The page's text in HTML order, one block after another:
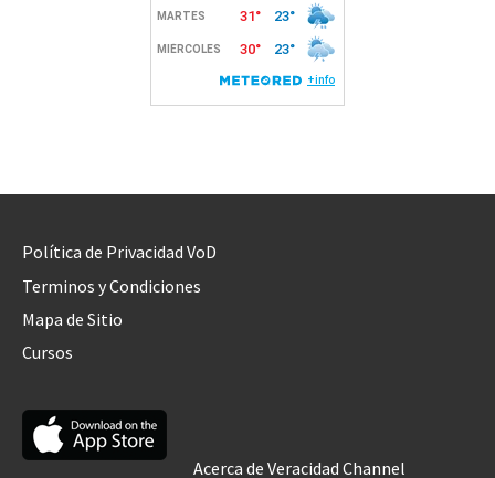
Política de Privacidad VoD
Terminos y Condiciones
Mapa de Sitio
Cursos
Acerca de Veracidad Channel